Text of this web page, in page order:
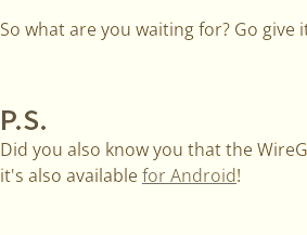
So what are you waiting for? Go give
P.S.
Did you also know you that the
it's also availablefor Android!